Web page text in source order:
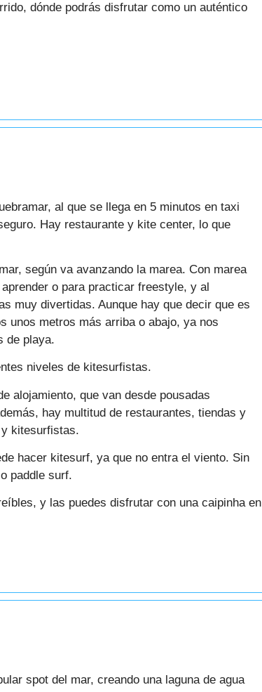
dónde podrás disfrutar como un auténtico
al que se llega en 5 minutos en taxi
Hay restaurante y kite center, lo que
según va avanzando la marea. Con marea
o para practicar freestyle, y al
muy divertidas. Aunque hay que decir que es
unos metros más arriba o abajo, ya nos
de playa.
niveles de kitesurfistas.
alojamiento, que van desde pousadas
hay multitud de restaurantes, tiendas y
kitesurfistas.
hacer kitesurf, ya que no entra el viento. Sin
paddle surf.
y las puedes disfrutar con una caipinha en
spot del mar, creando una laguna de agua